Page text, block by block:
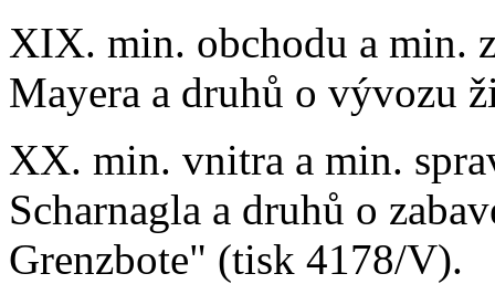
XIX. min. obchodu a min.
Mayera a druhů o vývozu
XX. min. vnitra a min.
Scharnagla a druhů o
Grenzbote" (tisk 4178/V).